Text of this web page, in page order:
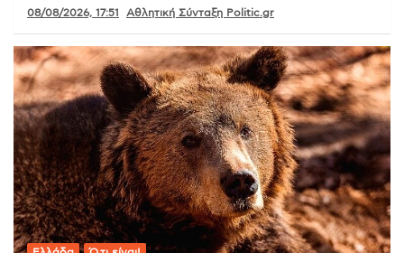
08/08/2026, 17:51 Αθλητική Σύνταξη Politic.gr